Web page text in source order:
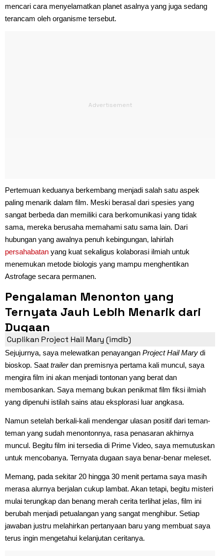
mencari cara menyelamatkan planet asalnya yang juga sedang
terancam oleh organisme tersebut.
Pertemuan keduanya berkembang menjadi salah satu aspek
paling menarik dalam film. Meski berasal dari spesies yang
sangat berbeda dan memiliki cara berkomunikasi yang tidak
sama, mereka berusaha memahami satu sama lain. Dari
hubungan yang awalnya penuh kebingungan, lahirlah
persahabatan yang kuat sekaligus kolaborasi ilmiah untuk
menemukan metode biologis yang mampu menghentikan
Astrofage secara permanen.
Pengalaman Menonton yang
Ternyata Jauh Lebih Menarik dari
Dugaan
Cuplikan Project Hail Mary (imdb)
Sejujurnya, saya melewatkan penayangan Project Hail Mary di
bioskop. Saat trailerdan premisnya pertama kali muncul, saya
mengira film ini akan menjadi tontonan yang berat dan
membosankan. Saya memang bukan penikmat film fiksi ilmiah
yang dipenuhi istilah sains atau eksplorasi luar angkasa.
Namun setelah berkali-kali mendengar ulasan positif dari teman-
teman yang sudah menontonnya, rasa penasaran akhirnya
muncul. Begitu film ini tersedia di Prime Video, saya memutuskan
untuk mencobanya. Ternyata dugaan saya benar-benar meleset.
Memang, pada sekitar 20 hingga 30 menit pertama saya masih
merasa alurnya berjalan cukup lambat. Akan tetapi, begitu misteri
mulai terungkap dan benang merah cerita terlihat jelas, film ini
berubah menjadi petualangan yang sangat menghibur. Setiap
jawaban justru melahirkan pertanyaan baru yang membuat saya
terus ingin mengetahui kelanjutan ceritanya.